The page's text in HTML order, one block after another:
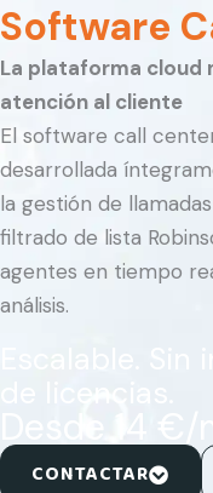
Software
La plataforma cloud
atención al cliente
El software call
desarrollada
la gestión de
filtrado de lista
agentes en tiempo
análisis.
Escalable.
Desde 14
CONTACTAR